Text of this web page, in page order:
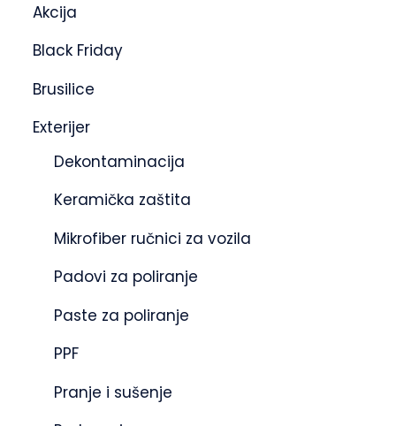
Akcija
Black Friday
Brusilice
Exterijer
Dekontaminacija
Keramička zaštita
Mikrofiber ručnici za vozila
Padovi za poliranje
Paste za poliranje
PPF
Pranje i sušenje